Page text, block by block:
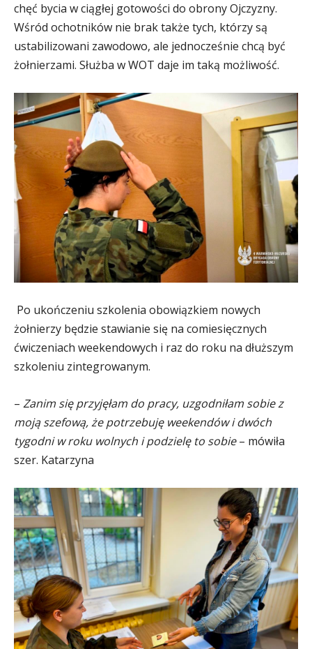
chęć bycia w ciągłej gotowości do obrony Ojczyzny.
Wśród ochotników nie brak także tych, którzy są
ustabilizowani zawodowo, ale jednocześnie chcą być
żołnierzami. Służba w WOT daje im taką możliwość.
Po ukończeniu szkolenia obowiązkiem nowych
żołnierzy będzie stawianie się na comiesięcznych
ćwiczeniach weekendowych i raz do roku na dłuższym
szkoleniu zintegrowanym.
– Zanim się przyjęłam do pracy, uzgodniłam sobie z
moją szefową, że potrzebuję weekendów i dwóch
tygodni w roku wolnych i podzielę to sobie– mówiła
szer. Katarzyna